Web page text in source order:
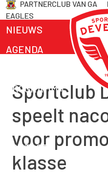
Skip
naar
inhoud
PARTNERCLUB VAN GA
EAGLES
NIEUWS
AGENDA
PROGRAMMA
LIDMAATSCHAP
CONTACT
Sportclub
speelt
voor
klasse